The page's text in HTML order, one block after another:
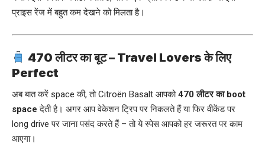
प्राइस रेंज में बहुत कम देखने को मिलता है।
470 लीटर का बूट – Travel Lovers के लिए
Perfect
अब बात करें space की, तो Citroën Basalt आपको470 लीटर का boot
space देती है। अगर आप वेकेशन ट्रिप पर निकलते हैं या फिर वीकेंड पर
long drive पर जाना पसंद करते हैं – तो ये स्पेस आपको हर जरूरत पर काम
आएगा।